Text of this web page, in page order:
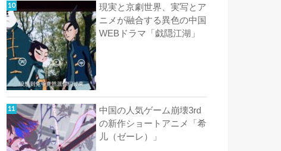
現実と京劇世界、実写とア
ニメが融合する異色の中国
WEBドラマ「戯隠江湖」
中国の人気ゲーム崩壊3rd
の新作ショートアニメ「希
儿（ゼーレ）」